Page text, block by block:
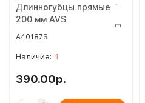
Длинногубцы прямые
200 мм AVS
A40187S
1
390.00р.